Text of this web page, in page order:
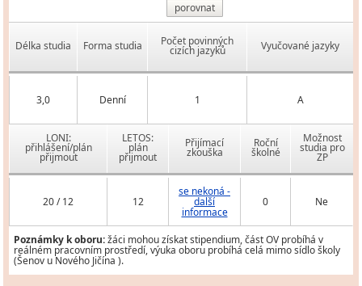
porovnat
Délka studia Forma studia Počet povinných
cizích jazyků Vyučované jazyky
3,0 Denní 1 A
LONI:
přihlášení/plán
přijmout
LETOS:
plán
přijmout
Přijímací
zkouška
Roční
školné
Možnost
studia pro
ZP
20 / 12 12
se nekoná -
další
informace
0 Ne
Poznámky k oboru:žáci mohou získat stipendium, část OV probíhá v
reálném pracovním prostředí, výuka oboru probíhá celá mimo sídlo školy
(Šenov u Nového Jičína ).